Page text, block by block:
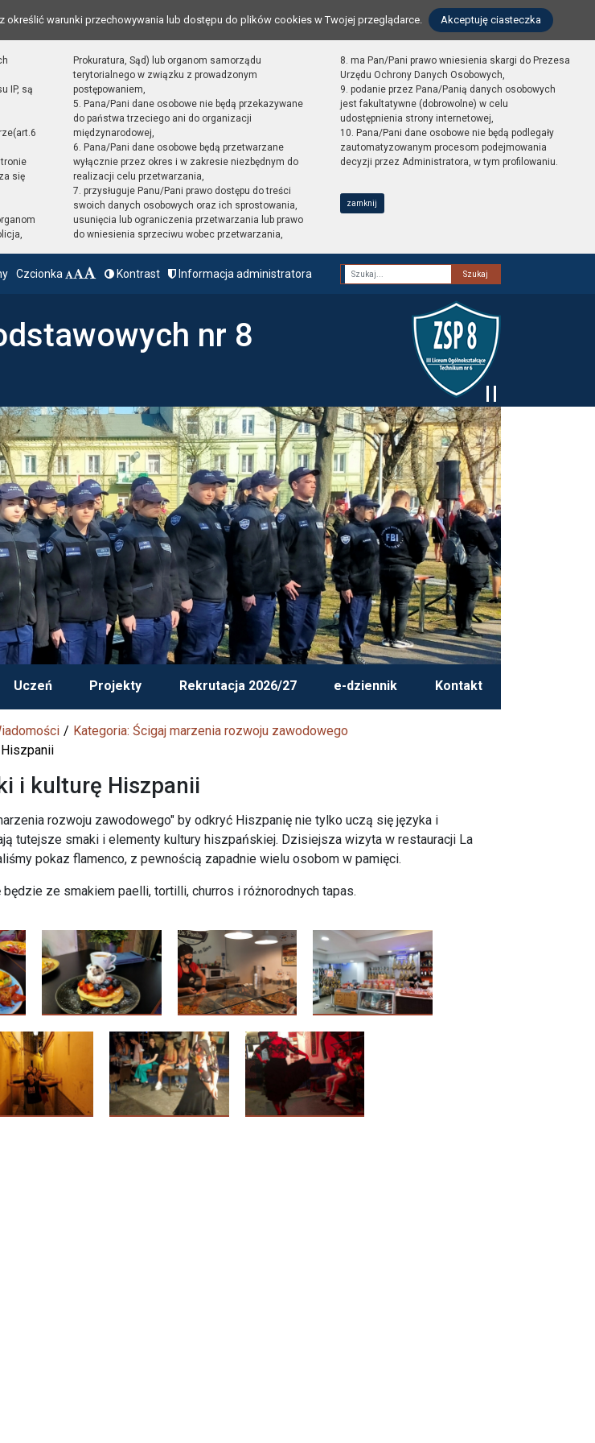
określić warunki przechowywania lub dostępu do plików cookies w Twojej przeglądarce. Akceptuję ciasteczka
IP, są
się
Prokuratura, Sąd) lub organom samorządu
terytorialnego w związku z prowadzonym
postępowaniem,
5. Pana/Pani dane osobowe nie będą przekazywane
do państwa trzeciego ani do organizacji
międzynarodowej,
6. Pana/Pani dane osobowe będą przetwarzane
wyłącznie przez okres i w zakresie niezbędnym do
realizacji celu przetwarzania,
7. przysługuje Panu/Pani prawo dostępu do treści
swoich danych osobowych oraz ich sprostowania,
usunięcia lub ograniczenia przetwarzania lub prawo
do wniesienia sprzeciwu wobec przetwarzania,
8. ma Pan/Pani prawo wniesienia skargi do Prezesa
Urzędu Ochrony Danych Osobowych,
9. podanie przez Pana/Panią danych osobowych
jest fakultatywne (dobrowolne) w celu
udostępnienia strony internetowej,
10. Pana/Pani dane osobowe nie będą podlegały
zautomatyzowanym procesom podejmowania
decyzji przez Administratora, w tym profilowaniu.
zamknij
Czcionka Kontrast Informacja administratora
Fraza
nr 8
Uczeń Projekty Rekrutacja 2026/27 e-dziennik Kontakt
Kategoria: Ścigaj marzenia rozwoju zawodowego
i kulturę Hiszpanii
rozwoju zawodowego" by odkryć Hiszpanię nie tylko uczą się języka i
tutejsze smaki i elementy kultury hiszpańskiej. Dzisiejsza wizyta w restauracji La
pokaz flamenco, z pewnością zapadnie wielu osobom w pamięci.
ze smakiem paelli, tortilli, churros i różnorodnych tapas.